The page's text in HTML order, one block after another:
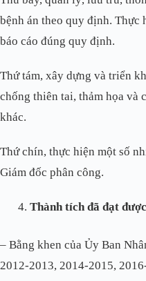
bệnh án theo quy định. Thực
báo cáo đúng quy định.
Thứ tám, xây dựng và triển
chống thiên tai, thảm họa và
khác.
Thứ chín, thực hiện một số
Giám đốc phân công.
Thành tích đã đạt được
– Bằng khen của Ủy Ban
2012-2013, 2014-2015,